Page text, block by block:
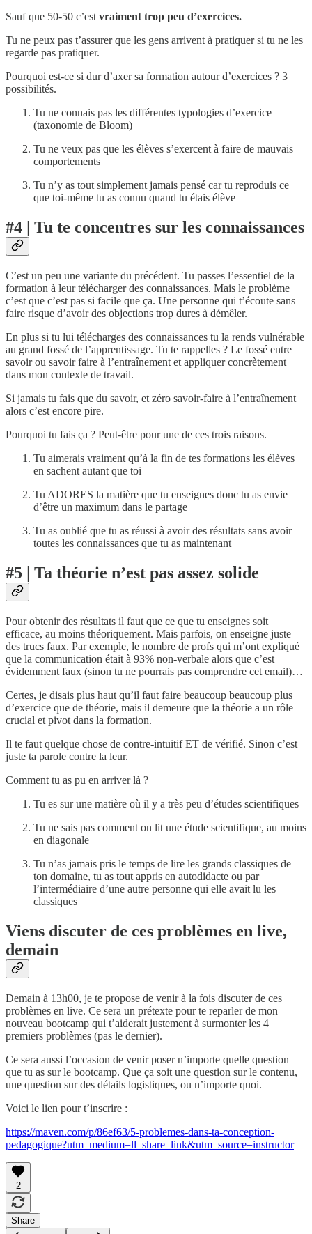
Sauf que 50-50 c’est vraiment trop peu d’exercices.
Tu ne peux pas t’assurer que les gens arrivent à pratiquer si tu ne les
regarde pas pratiquer.
Pourquoi est-ce si dur d’axer sa formation autour d’exercices ? 3
possibilités.
Tu ne connais pas les différentes typologies d’exercice
(taxonomie de Bloom)
Tu ne veux pas que les élèves s’exercent à faire de mauvais
comportements
Tu n’y as tout simplement jamais pensé car tu reproduis ce
que toi-même tu as connu quand tu étais élève
#4 | Tu te concentres sur les connaissances
C’est un peu une variante du précédent. Tu passes l’essentiel de la
formation à leur télécharger des connaissances. Mais le problème
c’est que c’est pas si facile que ça. Une personne qui t’écoute sans
faire risque d’avoir des objections trop dures à démêler.
En plus si tu lui télécharges des connaissances tu la rends vulnérable
au grand fossé de l’apprentissage. Tu te rappelles ? Le fossé entre
savoir ou savoir faire à l’entraînement et appliquer concrètement
dans mon contexte de travail.
Si jamais tu fais que du savoir, et zéro savoir-faire à l’entraînement
alors c’est encore pire.
Pourquoi tu fais ça ? Peut-être pour une de ces trois raisons.
Tu aimerais vraiment qu’à la fin de tes formations les élèves
en sachent autant que toi
Tu ADORES la matière que tu enseignes donc tu as envie
d’être un maximum dans le partage
Tu as oublié que tu as réussi à avoir des résultats sans avoir
toutes les connaissances que tu as maintenant
#5 | Ta théorie n’est pas assez solide
Pour obtenir des résultats il faut que ce que tu enseignes soit
efficace, au moins théoriquement. Mais parfois, on enseigne juste
des trucs faux. Par exemple, le nombre de profs qui m’ont expliqué
que la communication était à 93% non-verbale alors que c’est
évidemment faux (sinon tu ne pourrais pas comprendre cet email)…
Certes, je disais plus haut qu’il faut faire beaucoup beaucoup plus
d’exercice que de théorie, mais il demeure que la théorie a un rôle
crucial et pivot dans la formation.
Il te faut quelque chose de contre-intuitif ET de vérifié. Sinon c’est
juste ta parole contre la leur.
Comment tu as pu en arriver là ?
Tu es sur une matière où il y a très peu d’études scientifiques
Tu ne sais pas comment on lit une étude scientifique, au moins
en diagonale
Tu n’as jamais pris le temps de lire les grands classiques de
ton domaine, tu as tout appris en autodidacte ou par
l’intermédiaire d’une autre personne qui elle avait lu les
classiques
Viens discuter de ces problèmes en live,
demain
Demain à 13h00, je te propose de venir à la fois discuter de ces
problèmes en live. Ce sera un prétexte pour te reparler de mon
nouveau bootcamp qui t’aiderait justement à surmonter les 4
premiers problèmes (pas le dernier).
Ce sera aussi l’occasion de venir poser n’importe quelle question
que tu as sur le bootcamp. Que ça soit une question sur le contenu,
une question sur des détails logistiques, ou n’importe quoi.
Voici le lien pour t’inscrire :
https://maven.com/p/86ef63/5-problemes-dans-ta-conception-
pedagogique?utm_medium=ll_share_link&utm_source=instructor
2
Share